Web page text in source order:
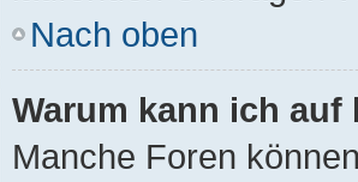
Nach oben
Warum kann ich
Manche Foren